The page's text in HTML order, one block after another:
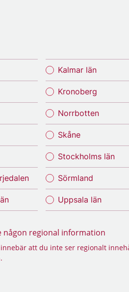
Kalmar län
Kronoberg
Norrbotten
Skåne
Stockholms län
Sörmland
Uppsala län
någon regional information
att du inte ser regionalt